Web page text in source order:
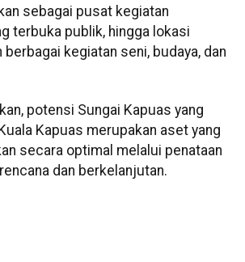
sebagai pusat kegiatan
terbuka publik, hingga lokasi
berbagai kegiatan seni, budaya, dan
potensi Sungai Kapuas yang
Kapuas merupakan aset yang
secara optimal melalui penataan
dan berkelanjutan.